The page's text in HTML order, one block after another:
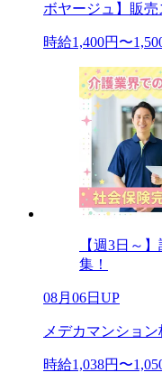
ボヤージュ】販売
時給1,400円〜
【週3日～
集！
08月06日UP
メデカマンション
時給1,038円〜